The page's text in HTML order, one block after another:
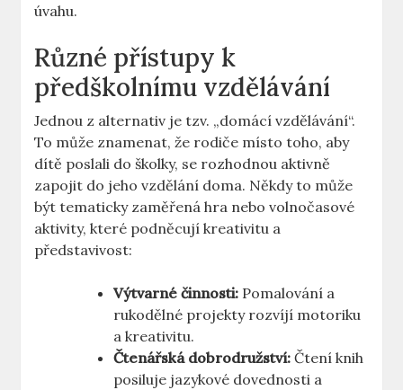
úvahu.
Různé přístupy k
předškolnímu vzdělávání
Jednou z alternativ je tzv. „domácí vzdělávání“.
To může znamenat, že rodiče místo toho, aby
dítě poslali do školky, se rozhodnou aktivně
zapojit do jeho vzdělání doma. Někdy to může
být tematicky zaměřená hra nebo volnočasové
aktivity, které podněcují kreativitu a
představivost:
Výtvarné činnosti: Pomalování a
rukodělné projekty rozvíjí motoriku
a kreativitu.
Čtenářská dobrodružství: Čtení knih
posiluje jazykové dovednosti a